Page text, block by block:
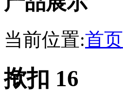
当前位置:首页
揿扣 16